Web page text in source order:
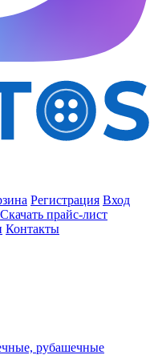
Регистрация Вход
Скачать прайс-лист
Контакты
рубашечные